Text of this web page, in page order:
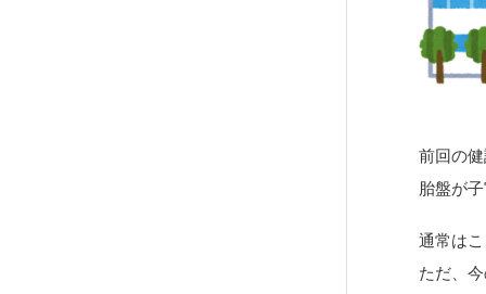
前回の
胎盤が
通常は
ただ、